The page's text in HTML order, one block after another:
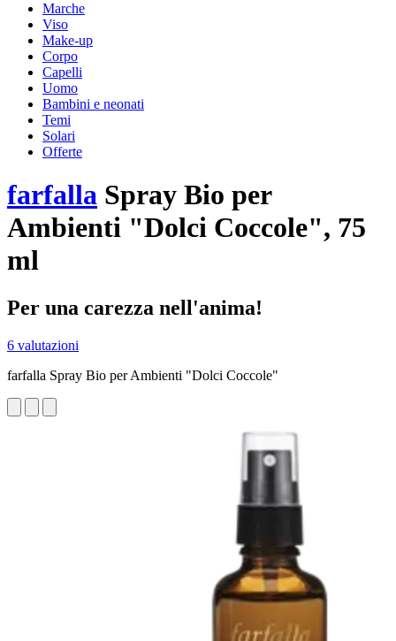
Marche
Viso
Make-up
Corpo
Capelli
Uomo
Bambini e neonati
Temi
Solari
Offerte
farfalla Spray Bio per
Ambienti "Dolci Coccole", 75
ml
Per una carezza nell'anima!
6 valutazioni
farfalla Spray Bio per Ambienti "Dolci Coccole"